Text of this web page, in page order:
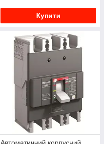
Купити